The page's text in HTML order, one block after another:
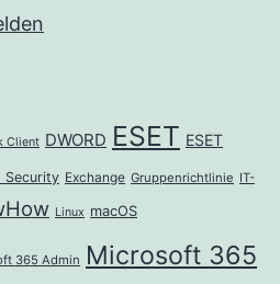
Client DWORD ESET ESET
Security Exchange Gruppenrichtlinie IT-
Linux macOS
365 Admin Microsoft 365